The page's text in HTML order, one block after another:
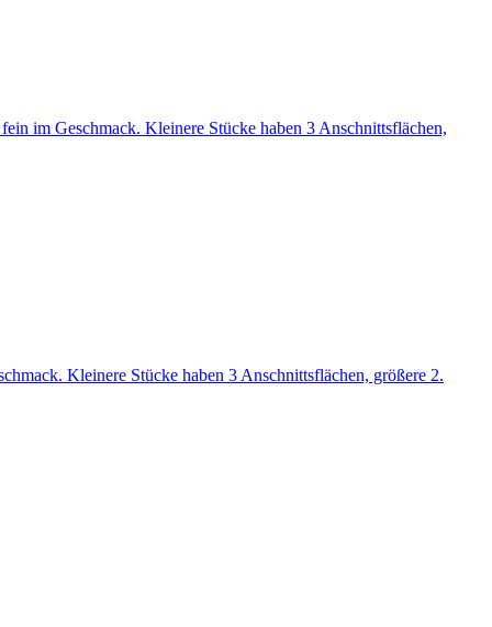
im Geschmack. Kleinere Stücke haben 3 Anschnittsflächen,
Kleinere Stücke haben 3 Anschnittsflächen, größere 2.